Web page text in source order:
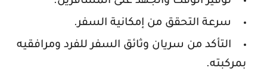
سرعة التحقق من إمكانية السفر.
التأكد من سريان وثائق السفر للفرد ومرافقيه
بمركبته.